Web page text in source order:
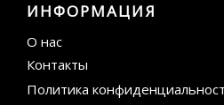
ИНФОРМАЦИЯ
О нас
Контакты
Политика